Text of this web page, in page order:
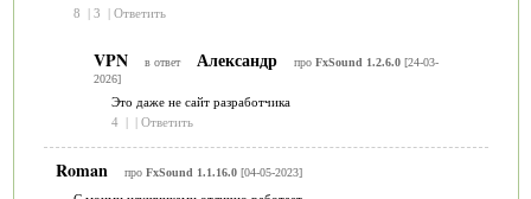
8
| 3 | Ответить
VPN в ответ Александр про FxSound 1.2.6.0[24-03-
2026]
Это даже не сайт разработчика
4 | | Ответить
Roman про FxSound 1.1.16.0[04-05-2023]